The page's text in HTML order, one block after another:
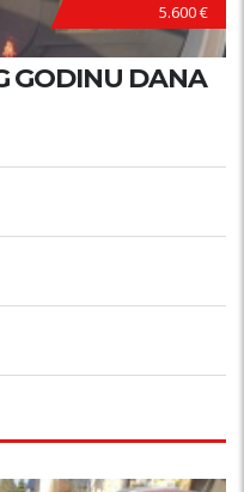
5.600 €
GODINU DANA